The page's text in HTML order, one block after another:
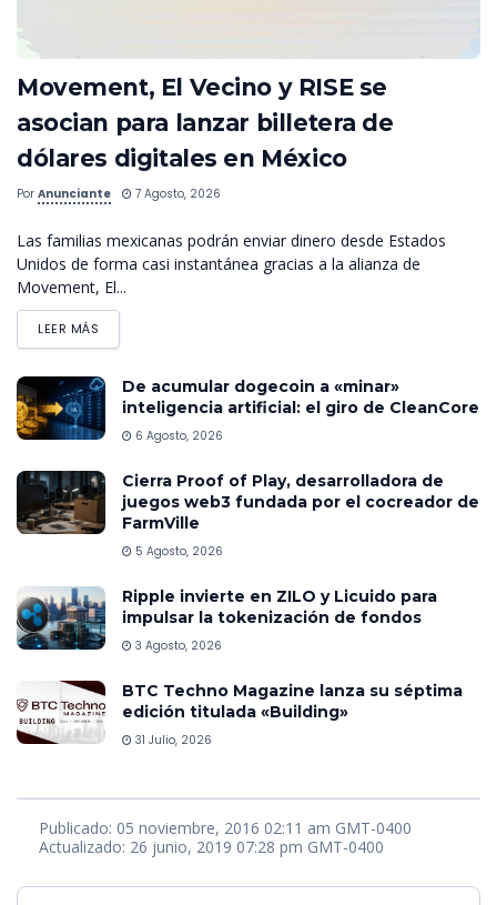
Movement, El Vecino y RISE se
asocian para lanzar billetera de
dólares digitales en México
Por Anunciante 7 Agosto, 2026
Las familias mexicanas podrán enviar dinero desde Estados
Unidos de forma casi instantánea gracias a la alianza de
Movement, El...
LEER MÁS
De acumular dogecoin a «minar»
inteligencia artificial: el giro de CleanCore
6 Agosto, 2026
Cierra Proof of Play, desarrolladora de
juegos web3 fundada por el cocreador de
FarmVille
5 Agosto, 2026
Ripple invierte en ZILO y Licuido para
impulsar la tokenización de fondos
3 Agosto, 2026
BTC Techno Magazine lanza su séptima
edición titulada «Building»
31 Julio, 2026
Publicado: 05 noviembre, 2016 02:11 am GMT-0400
Actualizado: 26 junio, 2019 07:28 pm GMT-0400